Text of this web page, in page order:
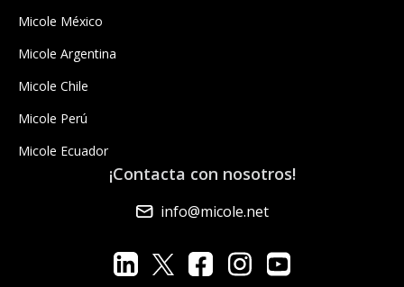
Micole México
Micole Argentina
Micole Chile
Micole Perú
Micole Ecuador
¡Contacta con nosotros!
info@micole.net